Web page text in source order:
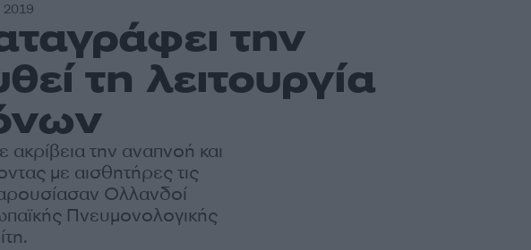
2019
την
τη λειτουργία
την αναπνοή και
με αισθητήρες τις
Ολλανδοί
Πνευμονολογικής